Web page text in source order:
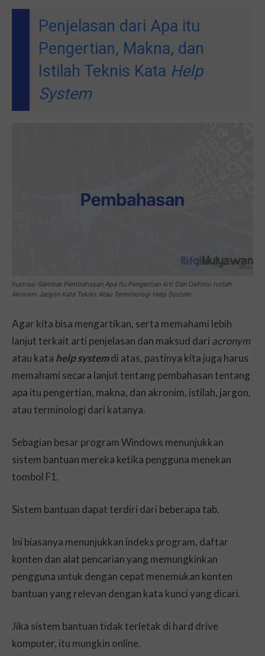
Penjelasan dari Apa itu
Pengertian, Makna, dan
Istilah Teknis Kata Help
System
Ilustrasi Gambar Pembahasan Apa Itu Pengertian Arti Dan Definisi Istilah
Akronim Jargon Kata Teknis Atau Terminologi Help System
Agar kita bisa mengartikan, serta memahami lebih
lanjut terkait arti penjelasan dan maksud dari acronym
atau kata help systemdi atas, pastinya kita juga harus
memahami secara lanjut tentang pembahasan tentang
apa itu pengertian, makna, dan akronim, istilah, jargon,
atau terminologi dari katanya.
Sebagian besar program Windows menunjukkan
sistem bantuan mereka ketika pengguna menekan
tombol F1.
Sistem bantuan dapat terdiri dari beberapa tab.
Ini biasanya menunjukkan indeks program, daftar
konten dan alat pencarian yang memungkinkan
pengguna untuk dengan cepat menemukan konten
bantuan yang relevan dengan kata kunci yang dicari.
Jika sistem bantuan tidak terletak di hard drive
komputer, itu mungkin online.